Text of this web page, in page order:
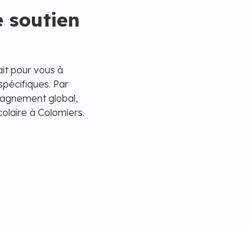
soutien
pour vous à
Par
global,
à Colomiers.